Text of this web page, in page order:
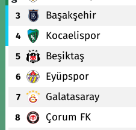
3 Başakşehir
4 Kocaelispor
5 Beşiktaş
6 Eyüpspor
7 Galatasaray
8 Çorum FK